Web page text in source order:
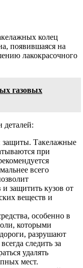
колец
появившаяся на
лакокрасочного
газовых
деталей:
защиты. Такелажные
при
всего
и защитить кузов от
веществ и
особенно в
которыми
разрушают
следить за
удалять
мест.